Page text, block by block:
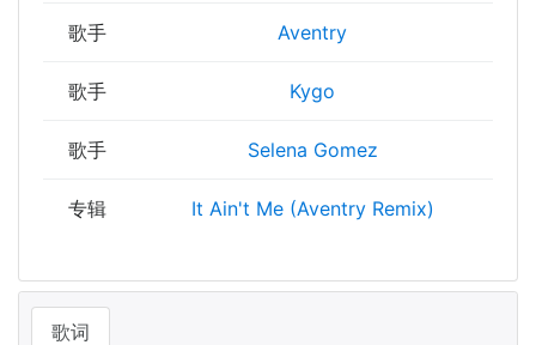
歌手 Aventry
歌手 Kygo
歌手 Selena Gomez
专辑 It Ain't Me (Aventry Remix)
歌词